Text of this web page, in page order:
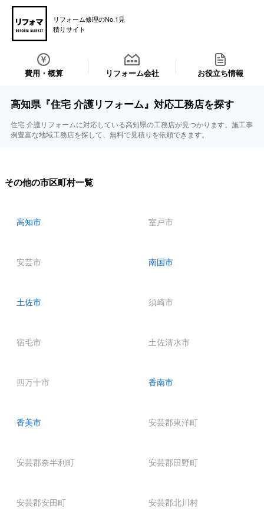
リフォーム修理のNo.1見
積りサイト
費用・概算 リフォーム会社 お役立ち情報
高知県『住宅 介護リフォーム』対応工務店を探す
住宅 介護リフォームに対応している高知県の工務店が見つかります。施工事
例豊富な地域工務店を探して、無料で見積りを依頼できます。
その他の市区町村一覧
高知市 室戸市
安芸市 南国市
土佐市 須崎市
宿毛市 土佐清水市
四万十市 香南市
香美市 安芸郡東洋町
安芸郡奈半利町 安芸郡田野町
安芸郡安田町 安芸郡北川村